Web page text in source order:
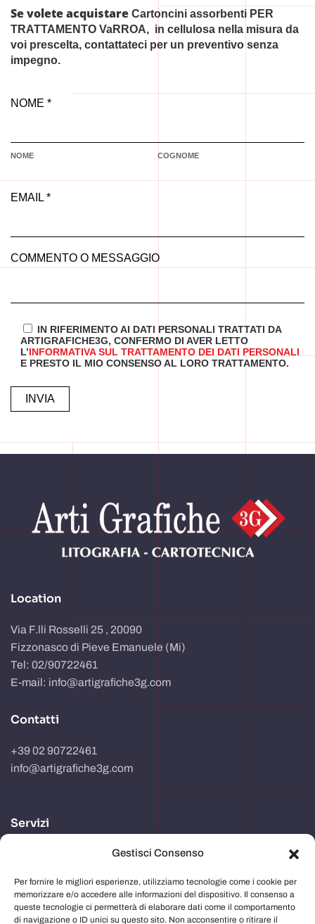
Gestisci Consenso
Per fornire le migliori esperienze, utilizziamo tecnologie come i cookie per
memorizzare e/o accedere alle informazioni del dispositivo. Il consenso a
queste tecnologie ci permetterà di elaborare dati come il comportamento
di navigazione o ID unici su questo sito. Non acconsentire o ritirare il
Se volete acquistare Cartoncini assorbenti PER
TRATTAMENTO VaRROA, in cellulosa nella misura da
voi prescelta, contattateci per un preventivo senza
impegno.
NOME *
NOME COGNOME
EMAIL *
COMMENTO O MESSAGGIO
IN RIFERIMENTO AI DATI PERSONALI TRATTATI DA
ARTIGRAFICHE3G, CONFERMO DI AVER LETTO
L’INFORMATIVA SUL TRATTAMENTO DEI DATI PERSONALI
E PRESTO IL MIO CONSENSO AL LORO TRATTAMENTO.
Location
Via F.lli Rosselli 25 , 20090
Fizzonasco di Pieve Emanuele (Mi)
Tel: 02/90722461
E-mail: info@artigrafiche3g.com
Contatti
+39 02 90722461
info@artigrafiche3g.com
Servizi
Realizzazione packaging
Progettazione e studio grafico
Comunicazione in store